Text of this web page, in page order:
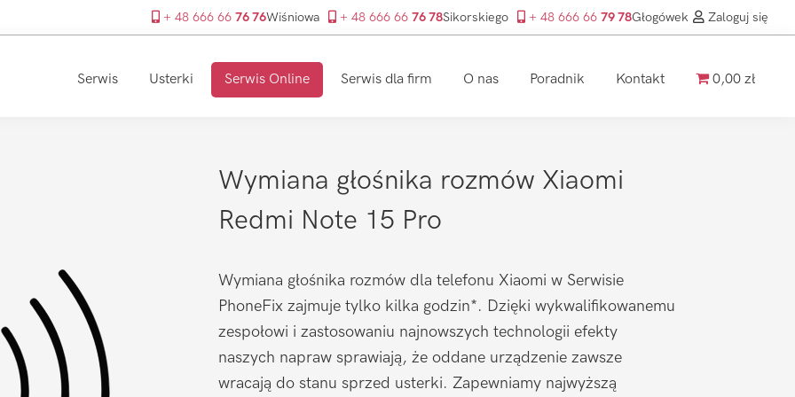
+ 48 666 66 76 76Wiśniowa + 48 666 66 76 78Sikorskiego + 48 666 66 79 78Głogówek Zaloguj się
Serwis Usterki Serwis Online Serwis dla firm O nas Poradnik Kontakt 0,00 zł
Wymiana głośnika rozmów Xiaomi
Redmi Note 15 Pro
Wymiana głośnika rozmów dla telefonu Xiaomi w Serwisie
PhoneFix zajmuje tylko kilka godzin*. Dzięki wykwalifikowanemu
zespołowi i zastosowaniu najnowszych technologii efekty
naszych napraw sprawiają, że oddane urządzenie zawsze
wracają do stanu sprzed usterki. Zapewniamy najwyższą